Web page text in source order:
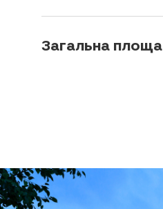
Загальна площа